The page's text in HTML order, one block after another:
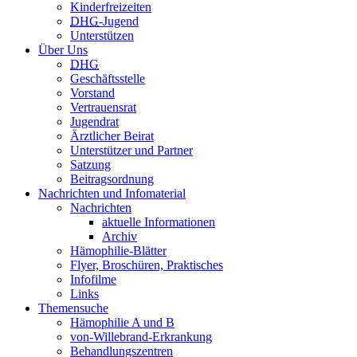
Kinderfreizeiten
DHG-Jugend
Unterstützen
Über Uns
DHG
Geschäftsstelle
Vorstand
Vertrauensrat
Jugendrat
Ärztlicher Beirat
Unterstützer und Partner
Satzung
Beitragsordnung
Nachrichten und Infomaterial
Nachrichten
aktuelle Informationen
Archiv
Hämophilie-Blätter
Flyer, Broschüren, Praktisches
Infofilme
Links
Themensuche
Hämophilie A und B
von-Willebrand-Erkrankung
Behandlungszentren